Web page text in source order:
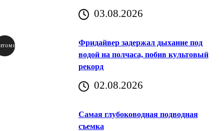
03.08.2026
Фридайвер задержал дыхание под
водой на полчаса, побив культовый
рекорд
02.08.2026
Самая глубоководная подводная
съемка